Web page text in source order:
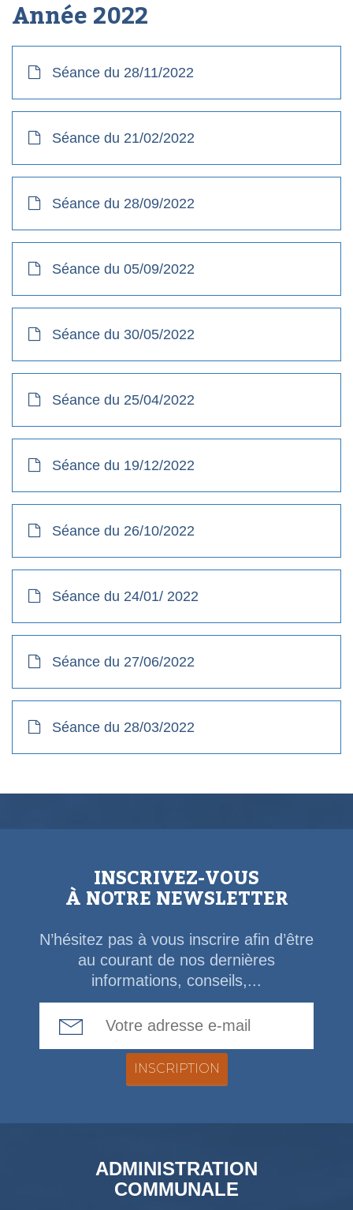
Année2022
Séance du 28/11/2022
Séance du 21/02/2022
Séance du 28/09/2022
Séance du 05/09/2022
Séance du 30/05/2022
Séance du 25/04/2022
Séance du 19/12/2022
Séance du 26/10/2022
Séance du 24/01/ 2022
Séance du 27/06/2022
Séance du 28/03/2022
INSCRIVEZ-VOUS
À NOTRE NEWSLETTER
N’hésitez pas à vous inscrire afin d’être
au courant de nos dernières
informations, conseils,...
ADMINISTRATION
COMMUNALE